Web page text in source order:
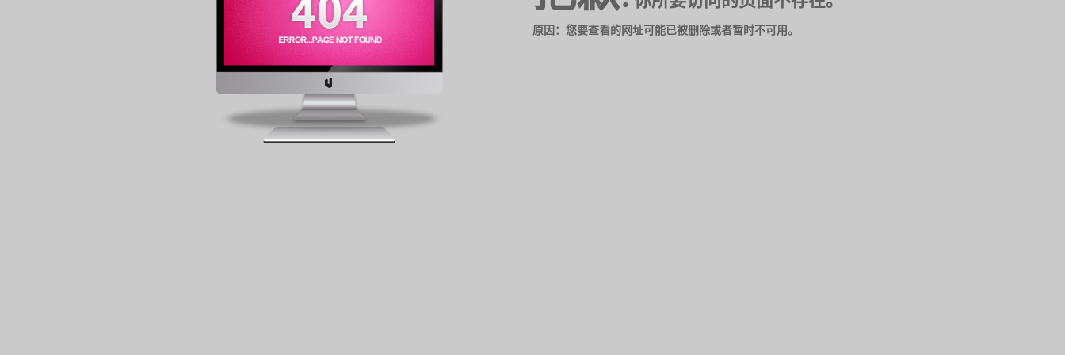
原因：您要查看的网址可能已被删除或者暂时不可用。